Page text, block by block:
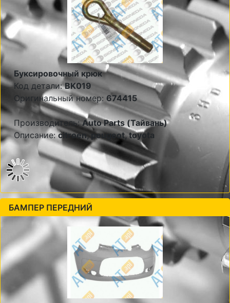
Буксировочный крюк
Код детали:BK019
Оригинальный номер: 674415
Производитель:Auto Parts (Тайвань)
Описание:citroen, peugeot, toyota
БАМПЕР ПЕРЕДНИЙ